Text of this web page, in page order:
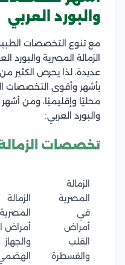
والبورد العربي
مع تنوع التخصصات
الزمالة المصرية والبورد
عديدة، لذا يحرص الكثير
بأشهر وأقوى التخصصات
محليًا وإقليميًا، ومن
والبورد العربي:
تخصصات
الزمالة
المصرية
في
أمراض
القلب
والقسطرة
الزمالة
أمراض
والجهاز